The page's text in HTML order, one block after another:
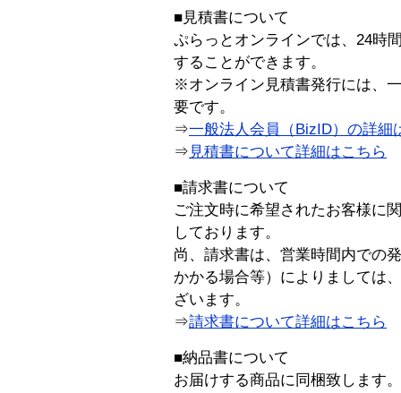
■見積書について
ぷらっとオンラインでは、24時
することができます。
※オンライン見積書発行には、
要です。
⇒一般法人会員（BizID）の詳細
⇒ 見積書について詳細はこちら
■請求書について
ご注文時に希望されたお客様に
しております。
尚、請求書は、営業時間内での
かかる場合等）によりましては
ざいます。
⇒請求書について詳細はこちら
■納品書について
お届けする商品に同梱致します。